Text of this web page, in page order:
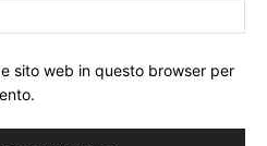
sito web in questo browser per